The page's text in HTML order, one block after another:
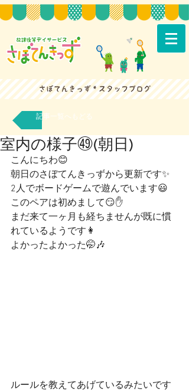
記事一覧へもどる
室内の様子㊾(朝日)
こんにちわ😊
朝日のさぼてんきっずから更新です✨
2人でボードゲームで遊んでいます😃
このペアは初めまして😏✋
まだ来て一ヶ月も経ちませんが既に慣
れているようです👩
よかったよかった🤭🎶
ルールを教えてあげているみたいです